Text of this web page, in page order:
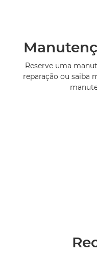
Reserve uma
reparação ou saiba